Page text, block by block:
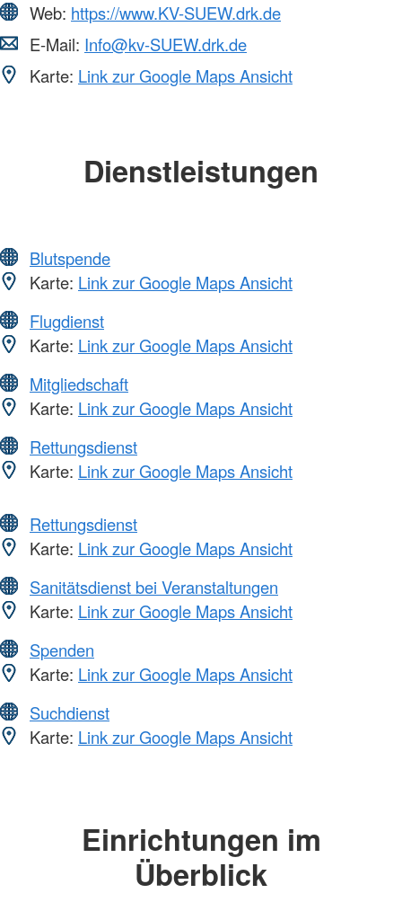
Web: https://www.KV-SUEW.drk.de
E-Mail: Info@kv-SUEW.drk.de
Karte: Link zur Google Maps Ansicht
Dienstleistungen
Blutspende
Karte: Link zur Google Maps Ansicht
Flugdienst
Karte: Link zur Google Maps Ansicht
Mitgliedschaft
Karte: Link zur Google Maps Ansicht
Rettungsdienst
Karte: Link zur Google Maps Ansicht
Rettungsdienst
Karte: Link zur Google Maps Ansicht
Sanitätsdienst bei Veranstaltungen
Karte: Link zur Google Maps Ansicht
Spenden
Karte: Link zur Google Maps Ansicht
Suchdienst
Karte: Link zur Google Maps Ansicht
Einrichtungen im
Überblick